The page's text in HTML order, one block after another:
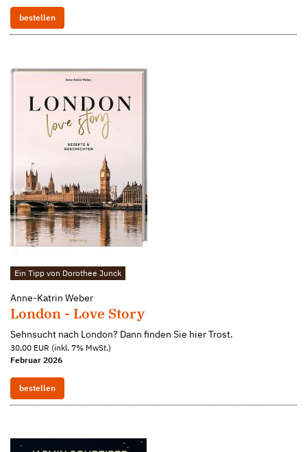
bestellen
Ein Tipp von Dorothee Junck
Anne-Katrin Weber
London - Love Story
Sehnsucht nach London? Dann finden Sie hier Trost.
30,00 EUR (inkl. 7% MwSt.)
Februar 2026
bestellen